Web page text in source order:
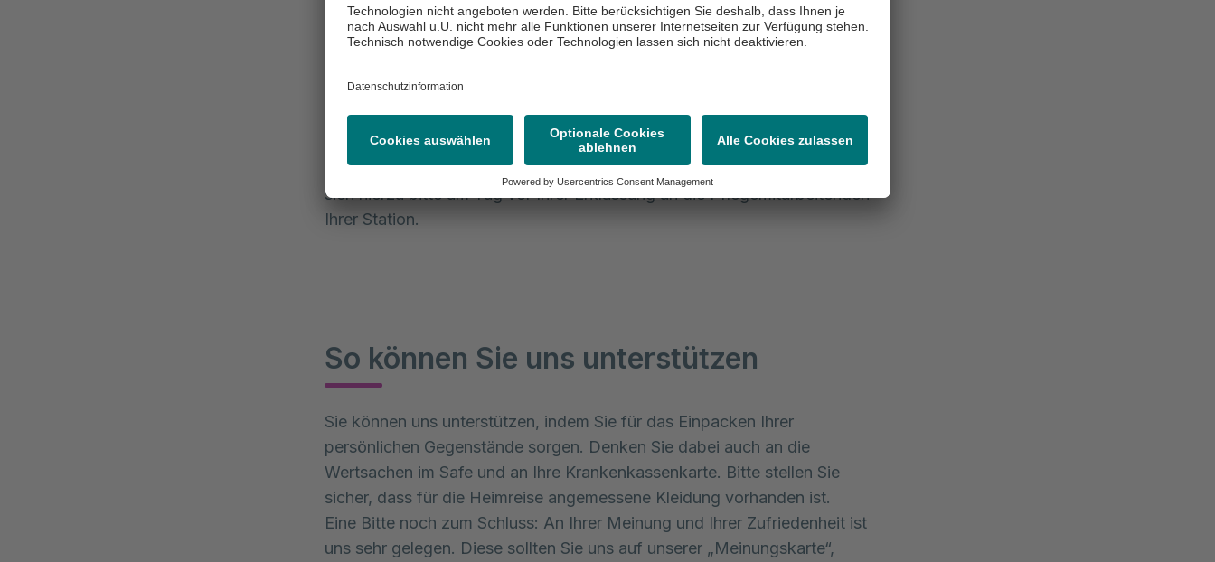
unmittelbare Versorgung mit Medikamenten nicht sichergestellt sein,
kümmern wir uns gern darum. Folgerezepte erhalten Sie dann von Ihren
Aufenthaltsbescheinigung und AU-Bescheinigung
Gerne stellen wir Ihnen auf Wunsch eine Aufenthaltsbescheinigung und im
Bedarfsfall auch eine Arbeitsunfähigkeitsbescheinigung aus. Wenden Sie
sich hierzu bitte am Tag vor Ihrer Entlassung an die Pflegemitarbeitenden
Ihrer Station.
So können Sie uns unterstützen
Sie können uns unterstützen, indem Sie für das Einpacken Ihrer
persönlichen Gegenstände sorgen. Denken Sie dabei auch an die
Wertsachen im Safe und an Ihre Krankenkassenkarte. Bitte stellen Sie
sicher, dass für die Heimreise angemessene Kleidung vorhanden ist.
Eine Bitte noch zum Schluss: An Ihrer Meinung und Ihrer Zufriedenheit ist
uns sehr gelegen. Diese sollten Sie uns auf unserer „Meinungskarte“,